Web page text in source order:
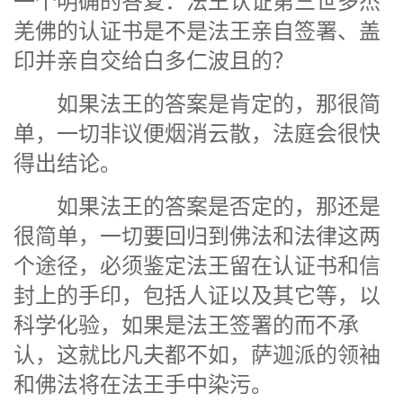
羌佛的认证书是不是法王亲自签署、盖
印并亲自交给白多仁波且的？
如果法王的答案是肯定的，那很简
单，一切非议便烟消云散，法庭会很快
得出结论。
如果法王的答案是否定的，那还是
很简单，一切要回归到佛法和法律这两
个途径，必须鉴定法王留在认证书和信
封上的手印，包括人证以及其它等，以
科学化验，如果是法王签署的而不承
认，这就比凡夫都不如，萨迦派的领袖
和佛法将在法王手中染污。